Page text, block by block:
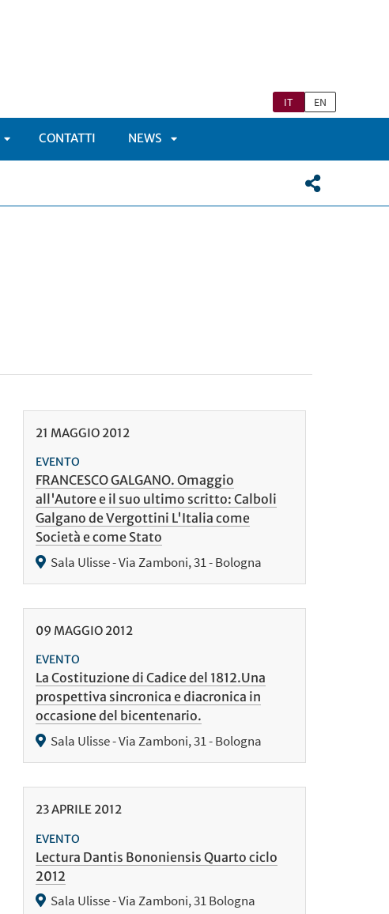
IT EN
CONTATTI NEWS
21 MAGGIO 2012
EVENTO
FRANCESCO GALGANO. Omaggio
all'Autore e il suo ultimo scritto: Calboli
Galgano de Vergottini L'Italia come
Società e come Stato
Sala Ulisse - Via Zamboni, 31 - Bologna
09 MAGGIO 2012
EVENTO
La Costituzione di Cadice del 1812.Una
prospettiva sincronica e diacronica in
occasione del bicentenario.
Sala Ulisse - Via Zamboni, 31 - Bologna
23APRILE 2012
EVENTO
Lectura Dantis Bononiensis Quarto ciclo
2012
Sala Ulisse - Via Zamboni, 31 Bologna